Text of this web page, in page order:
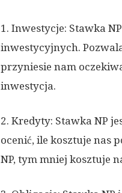
1. Inwestycje: Stawka
inwestycyjnych.
przyniesie nam
inwestycja.
2. Kredyty: Stawka NP
ocenić, ile kosztuje nas
NP, tym mniej kosztuje